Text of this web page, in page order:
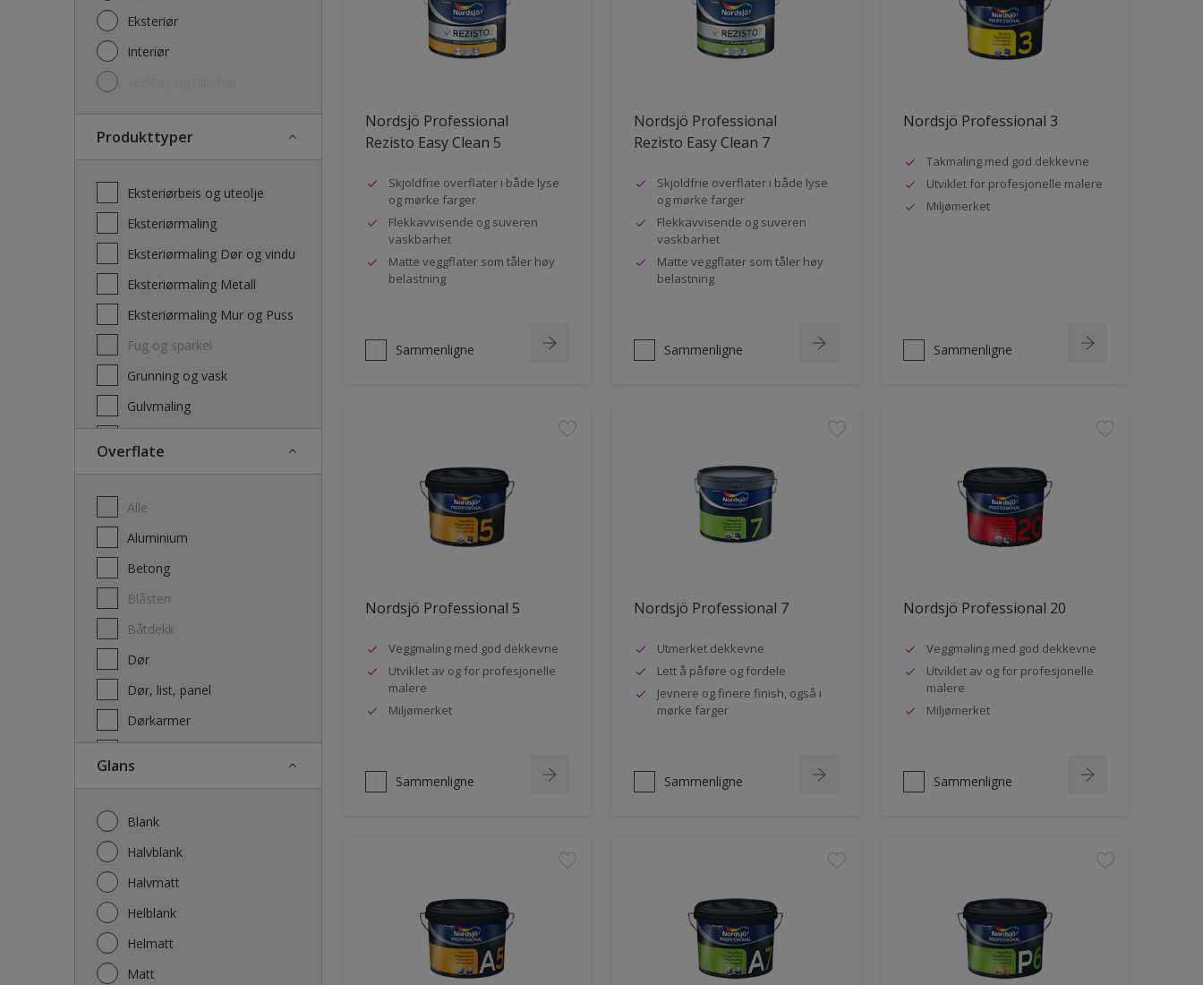
Eksteriør
Interiør
Produkttyper
Eksteriørbeis og uteolje
Eksteriørmaling
Eksteriørmaling Dør og vindu
Eksteriørmaling Metall
Eksteriørmaling Mur og Puss
Fug og sparkel
Grunning og vask
Gulvmaling
Overflate
Alle
Aluminium
Betong
Blåsten
Båtdekk
Dør
Dør, list, panel
Dørkarmer
Glans
Blank
Halvblank
Halvmatt
Helblank
Helmatt
Matt
Nordsjö Professional
Rezisto Easy Clean 5
Skjoldfrie overflater i både lyse
og mørke farger
Flekkavvisende og suveren
vaskbarhet
Matte veggflater som tåler høy
belastning
Sammenligne
Nordsjö Professional
Rezisto Easy Clean 7
Skjoldfrie overflater i både lyse
og mørke farger
Flekkavvisende og suveren
vaskbarhet
Matte veggflater som tåler høy
belastning
Sammenligne
Nordsjö Professional 3
Takmaling med god dekkevne
Utviklet for profesjonelle malere
Miljømerket
Sammenligne
Nordsjö Professional 5
Veggmaling med god dekkevne
Utviklet av og for profesjonelle
malere
Miljømerket
Sammenligne
Nordsjö Professional 7
Utmerket dekkevne
Lett å påføre og fordele
Jevnere og finere finish, også i
mørke farger
Sammenligne
Nordsjö Professional 20
Veggmaling med god dekkevne
Utviklet av og for profesjonelle
malere
Miljømerket
Sammenligne